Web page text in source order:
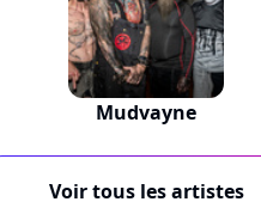
Mudvayne
Voir tous les artistes